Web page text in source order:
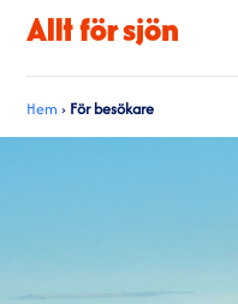
Hem › För besökare